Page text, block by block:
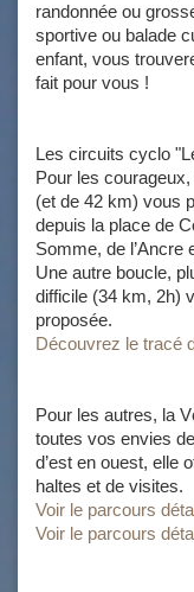
randonnée ou
sportive ou balade
enfant, vous
fait pour vous !
Les circuits cyclo
Pour les
(et de 42 km) vous
depuis la place de
Somme, de l’Ancre
Une autre boucle,
difficile (34 km, 2h)
proposée.
Découvrez le tracé
Pour les autres, la
toutes vos envies
d’est en ouest, elle
haltes et de visites.
Voir le parcours
Voir le parcours